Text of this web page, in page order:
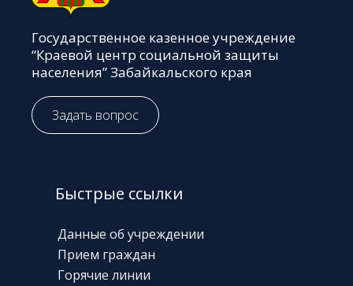
Государственное казенное учреждение
“Краевой центр социальной защиты
населения” Забайкальского края
Задать вопрос
Быстрые ссылки
Данные об учреждении
Прием граждан
Горячие линии